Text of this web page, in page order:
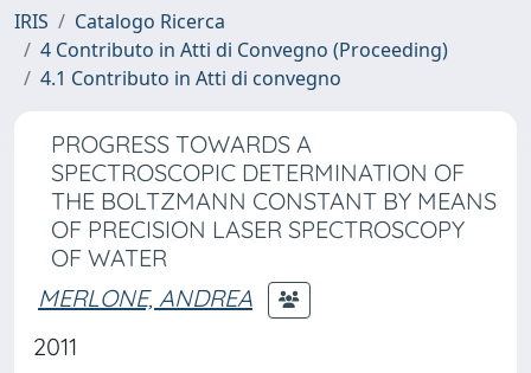
IRIS
Catalogo Ricerca
4 Contributo in Atti di Convegno (Proceeding)
4.1 Contributo in Atti di convegno
PROGRESS TOWARDS A
SPECTROSCOPIC DETERMINATION OF
THE BOLTZMANN CONSTANT BY MEANS
OF PRECISION LASER SPECTROSCOPY
OF WATER
MERLONE, ANDREA
2011